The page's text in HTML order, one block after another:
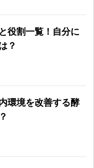
役割一覧！自分に
？
環境を改善する酵